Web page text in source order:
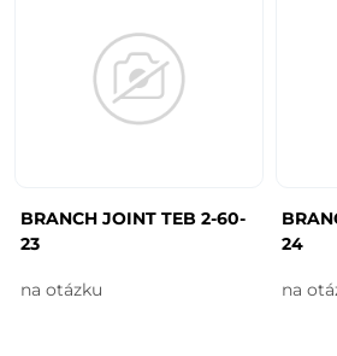
BRANCH JOINT TEB 2-60-
23
na otázku
24
na